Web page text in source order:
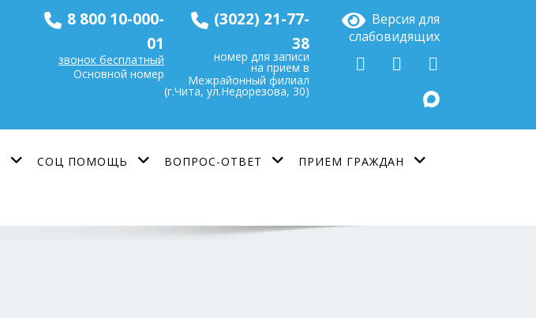
8 800 10-000-
01
звонок бесплатный
Основной номер
(3022) 21-77-
38
номер для записи
на прием в
Межрайонный филиал
(г.Чита, ул.Недорезова, 30)
Версия для
слабовидящих
СОЦ ПОМОЩЬ ВОПРОС-ОТВЕТ ПРИЕМ ГРАЖДАН